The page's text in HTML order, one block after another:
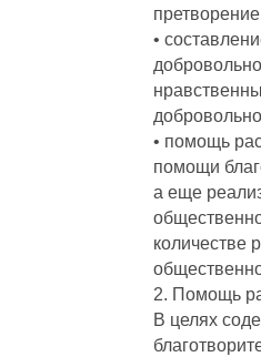
•
• помощь
помощи
а еще
количестве
2. Помощь
В целях